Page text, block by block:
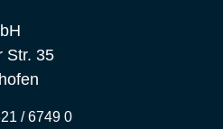
Str. 35
/ 6749 0